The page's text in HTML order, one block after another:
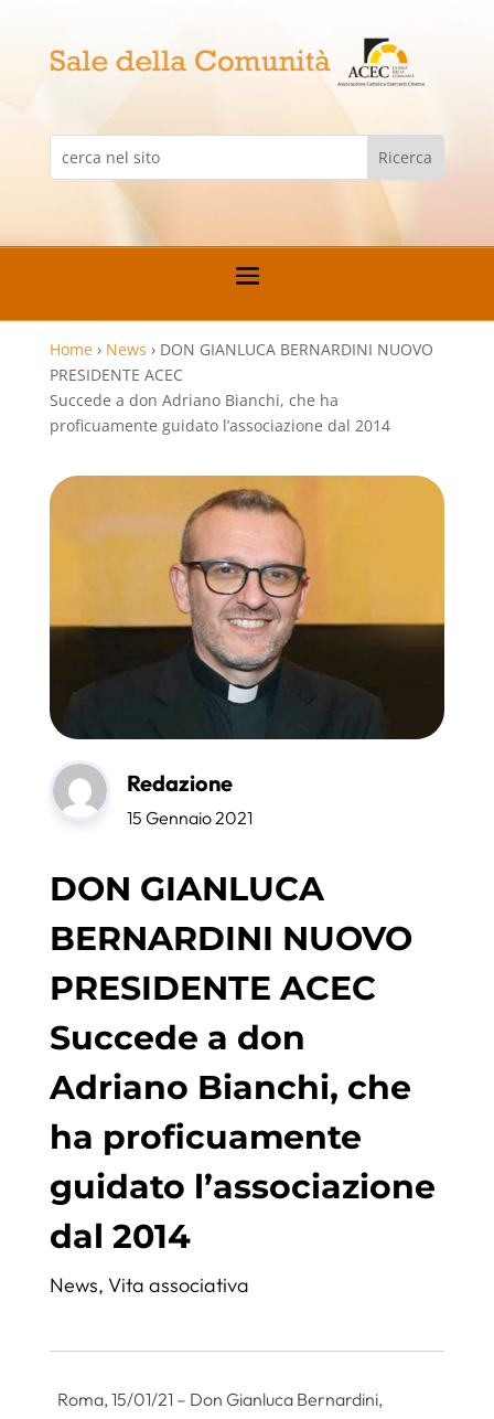
Home › News › DON GIANLUCA BERNARDINI NUOVO
PRESIDENTE ACEC
Succede a don Adriano Bianchi, che ha
proficuamente guidato l’associazione dal 2014
Redazione
15 Gennaio 2021
DON GIANLUCA
BERNARDINI NUOVO
PRESIDENTE ACEC
Succede a don
Adriano Bianchi, che
ha proficuamente
guidato l’associazione
dal 2014
News, Vita associativa
Roma, 15/01/21 – Don Gianluca Bernardini,